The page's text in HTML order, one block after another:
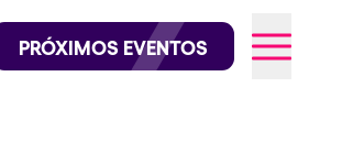
en Instagram
en TikTok
PRÓXIMOS EVENTOS